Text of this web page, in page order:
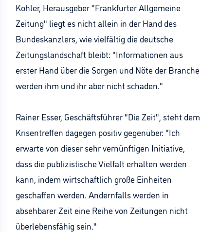
Kohler, Herausgeber "Frankfurter Allgemeine
Zeitung" liegt es nicht allein in der Hand des
Bundeskanzlers, wie vielfältig die deutsche
Zeitungslandschaft bleibt: "Informationen aus
erster Hand über die Sorgen und Nöte der Branche
werden ihm und ihr aber nicht schaden."
Rainer Esser, Geschäftsführer "Die Zeit", steht dem
Krisentreffen dagegen positiv gegenüber: "Ich
erwarte von dieser sehr vernünftigen Initiative,
dass die publizistische Vielfalt erhalten werden
kann, indem wirtschaftlich große Einheiten
geschaffen werden. Andernfalls werden in
absehbarer Zeit eine Reihe von Zeitungen nicht
überlebensfähig sein."